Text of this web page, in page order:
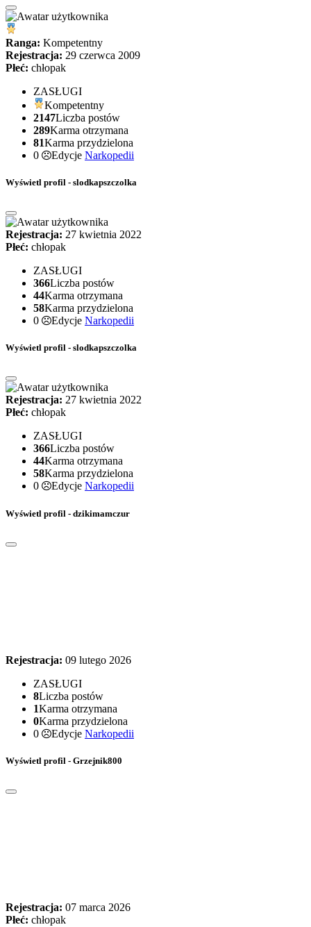
Ranga: Kompetentny
Rejestracja: 29 czerwca 2009
Płeć: chłopak
ZASŁUGI
Kompetentny
2147Liczba postów
289Karma otrzymana
81Karma przydzielona
0
Edycje Narkopedii
Wyświetl profil - slodkapszczolka
Rejestracja: 27 kwietnia 2022
Płeć: chłopak
ZASŁUGI
366Liczba postów
44Karma otrzymana
58Karma przydzielona
0
Edycje Narkopedii
Wyświetl profil - slodkapszczolka
Rejestracja: 27 kwietnia 2022
Płeć: chłopak
ZASŁUGI
366Liczba postów
44Karma otrzymana
58Karma przydzielona
0
Edycje Narkopedii
Wyświetl profil - dzikimamczur
Rejestracja: 09 lutego 2026
ZASŁUGI
8Liczba postów
1Karma otrzymana
0Karma przydzielona
0
Edycje Narkopedii
Wyświetl profil - Grzejnik800
Rejestracja: 07 marca 2026
Płeć: chłopak